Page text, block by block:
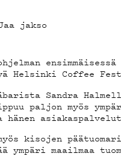
jakso
Helsinki Coffee
Sandra
paljon myös
hänen
kisojen
ympäri maailmaa